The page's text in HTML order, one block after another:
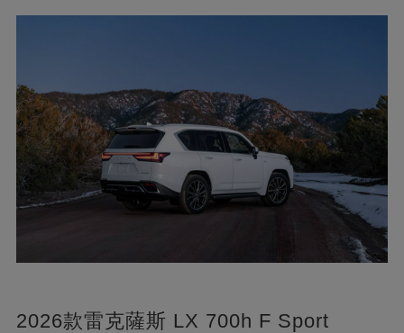
2026款雷克薩斯 LX 700h F Sport